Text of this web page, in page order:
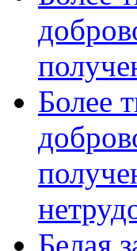
Более
Белая